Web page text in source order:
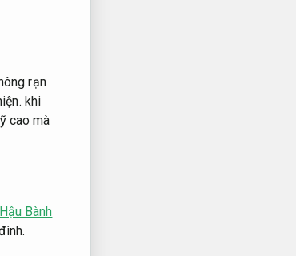
rạn
khi
cao mà
Bành